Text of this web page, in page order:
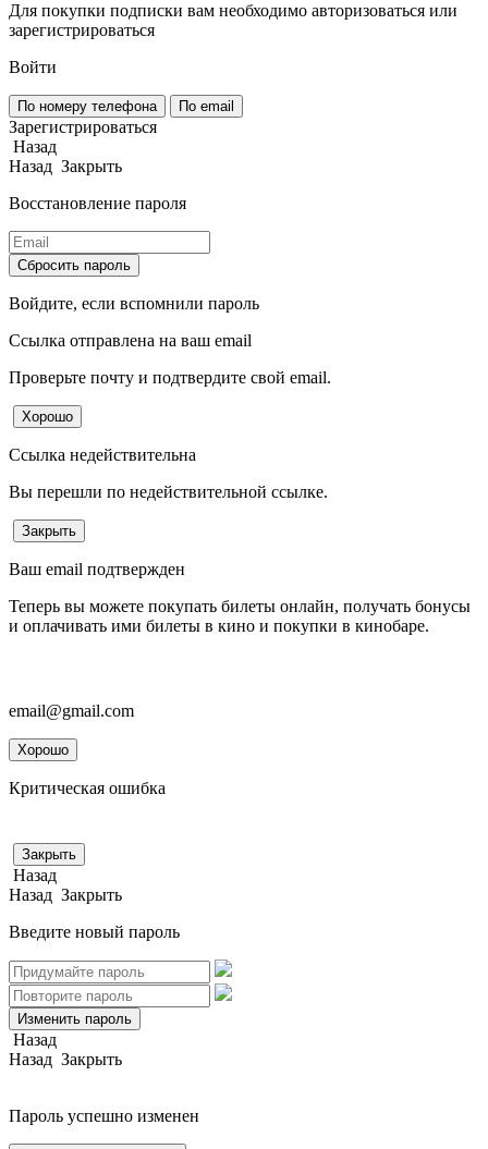
Для покупки подписки вам необходимо авторизоваться или
зарегистрироваться
Войти
По номеру телефона По email
Зарегистрироваться
Назад
Назад Закрыть
Воccтановление пароля
Сбросить пароль
Войдите, если вспомнили пароль
Ссылка отправлена на ваш email
Проверьте почту и подтвердите свой email.
Хорошо
Ссылка недействительна
Вы перешли по недействительной ссылке.
Закрыть
Ваш email подтвержден
Теперь вы можете покупать билеты онлайн, получать бонусы
и оплачивать ими билеты в кино и покупки в кинобаре.
email@gmail.com
Хорошо
Критическая ошибка
Закрыть
Назад
Назад Закрыть
Введите новый пароль
Изменить пароль
Назад
Назад Закрыть
Пароль успешно изменен